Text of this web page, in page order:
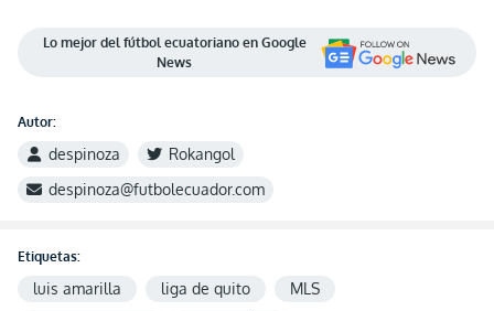
Lo mejor del fútbol ecuatoriano en Google
News
Autor:
despinoza
Rokangol
despinoza@futbolecuador.com
Etiquetas:
luis amarilla liga de quito
MLS